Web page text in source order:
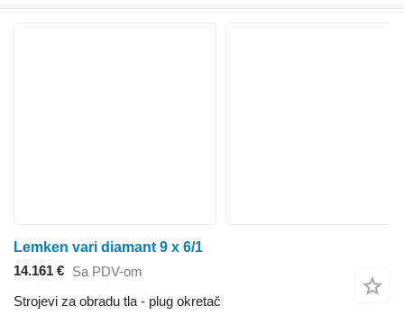
Lemken vari diamant 9 x 6/1
14.161 € Sa PDV-om
Strojevi za obradu tla - plug okretač